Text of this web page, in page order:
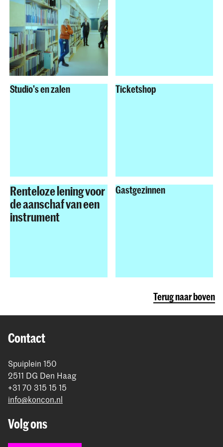
Studio's en zalen Ticketshop
Renteloze lening voor
de aanschaf van een
instrument
Gastgezinnen
Terug naar boven
Contact
Spuiplein 150
2511 DG Den Haag
+31 70 315 15 15
info@koncon.nl
Volg ons